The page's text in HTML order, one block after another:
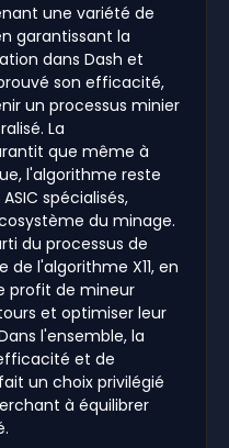
une variété de
garantissant la
dans Dash et
son efficacité,
un processus minier
La
que même à
l'algorithme reste
spécialisés,
du minage.
du processus de
l'algorithme X11, en
profit de mineur
et optimiser leur
l'ensemble, la
et de
un choix privilégié
à équilibrer